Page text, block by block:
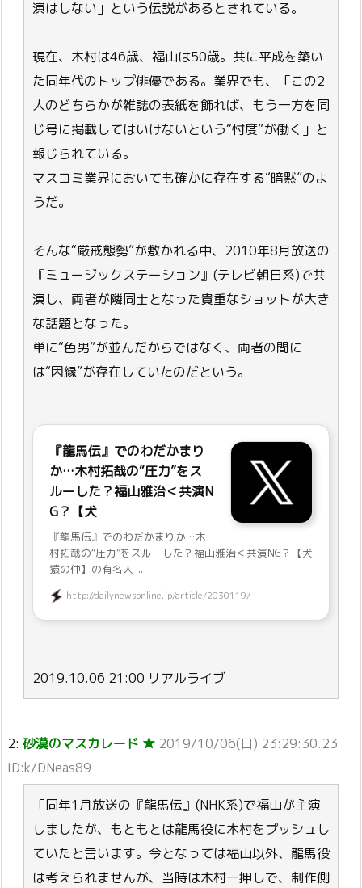
演はしない」という伝説があるとされている。
現在、木村は46歳、福山は50歳。共に平成を築い
た同年代のトップ俳優である。業界でも、「この2
人のどちらかが雑誌の表紙を飾れば、もう一方を同
じ号に掲載してはいけないという“忖度”が働く」と
報じられている。
マスコミ業界においても確かに存在する“暗黙”のよ
うだ。
そんな“厳戒態勢”が敷かれる中、2010年8月放送の
『ミュージックステーション』(テレビ朝日系)で共
演し、両者が隣同士となった貴重なショットが大き
な話題となった。
単に“色男”が並んだからではなく、両者の間に
は“因縁”が存在していたのだという。
『龍馬伝』でのわだかまり
か…木村拓哉の“圧力”をス
ルーした？福山雅治＜共演N
G？【犬
『龍馬伝』でのわだかまりか…木
村拓哉の“圧力”をスルーした？福山雅治＜共演NG？【犬
猿の仲】の有名人 ...
http://dailynewsonline.jp/article/2030119/
2019.10.06 21:00 リアルライブ
2: 砂漠のマスカレード ★ 2019/10/06(日) 23:29:30.23
ID:k/DNeas89
「同年1月放送の『龍馬伝』(NHK系)で福山が主演
しましたが、もともとは龍馬役に木村をプッシュし
ていたと言います。今となっては福山以外、龍馬役
は考えられませんが、当時は木村一押しで、制作側